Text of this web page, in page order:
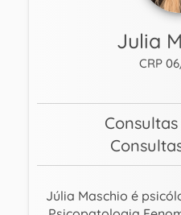
Julia
CRP
Júlia Maschio é